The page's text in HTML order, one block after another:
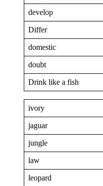
develop
Differ
domestic
doubt
Drink like a fish
ivory
jaguar
jungle
law
leopard